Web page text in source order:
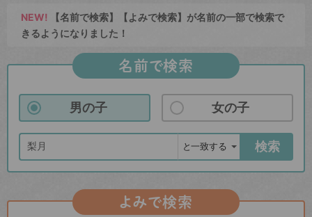
NEW! 【名前で検索】【よみで検索】が名前の一部で検索で
きるようになりました！
名前で検索
男の子 女の子
検索
よみで検索